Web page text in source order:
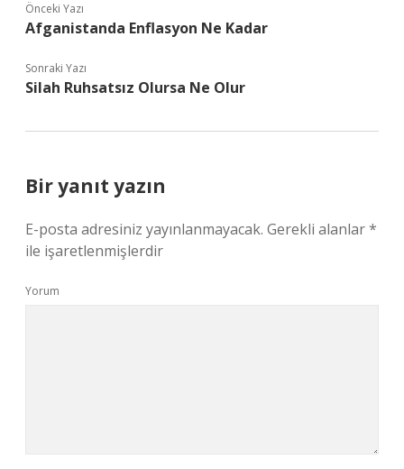
Önceki Yazı
Afganistanda Enflasyon Ne Kadar
Sonraki Yazı
Silah Ruhsatsız Olursa Ne Olur
Bir yanıt yazın
E-posta adresiniz yayınlanmayacak. Gerekli alanlar*
ile işaretlenmişlerdir
Yorum